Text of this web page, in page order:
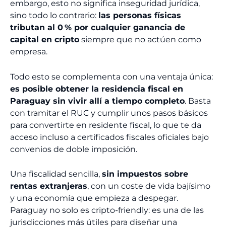
embargo, esto no significa inseguridad jurídica,
sino todo lo contrario: las personas físicas
tributan al 0 % por cualquier ganancia de
capital en cripto siempre que no actúen como
empresa.
Todo esto se complementa con una ventaja única:
es posible obtener la residencia fiscal en
Paraguay sin vivir allí a tiempo completo. Basta
con tramitar el RUC y cumplir unos pasos básicos
para convertirte en residente fiscal, lo que te da
acceso incluso a certificados fiscales oficiales bajo
convenios de doble imposición.
Una fiscalidad sencilla, sin impuestos sobre
rentas extranjeras, con un coste de vida bajísimo
y una economía que empieza a despegar.
Paraguay no solo es cripto-friendly: es una de las
jurisdicciones más útiles para diseñar una